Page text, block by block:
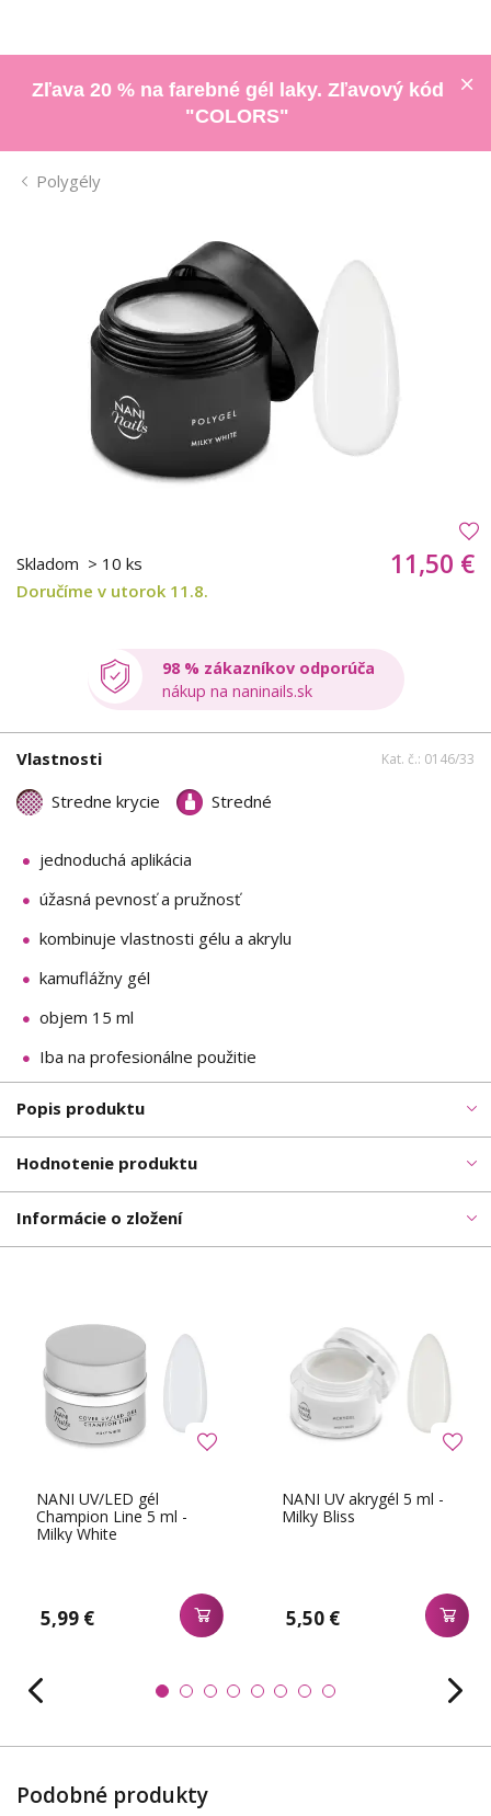
Zľava 20 % na farebné gél laky. Zľavový kód
"COLORS"
Polygély
Skladom > 10 ks
Doručíme v utorok 11.8.
11,50 €
98 % zákazníkov odporúča
nákup na naninails.sk
Vlastnosti Kat. č.: 0146/33
Stredne krycie Stredné
jednoduchá aplikácia
úžasná pevnosť a pružnosť
kombinuje vlastnosti gélu a akrylu
kamuflážny gél
objem 15 ml
Iba na profesionálne použitie
Popis produktu
Hodnotenie produktu
Informácie o zložení
NANI UV/LED gél
Champion Line 5 ml -
Milky White
5,99 €
NANI UV akrygél 5 ml -
Milky Bliss
5,50 €
Podobné produkty